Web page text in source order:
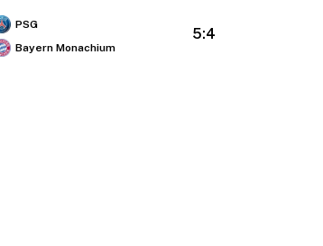
PSG
Bayern Monachium
5:4